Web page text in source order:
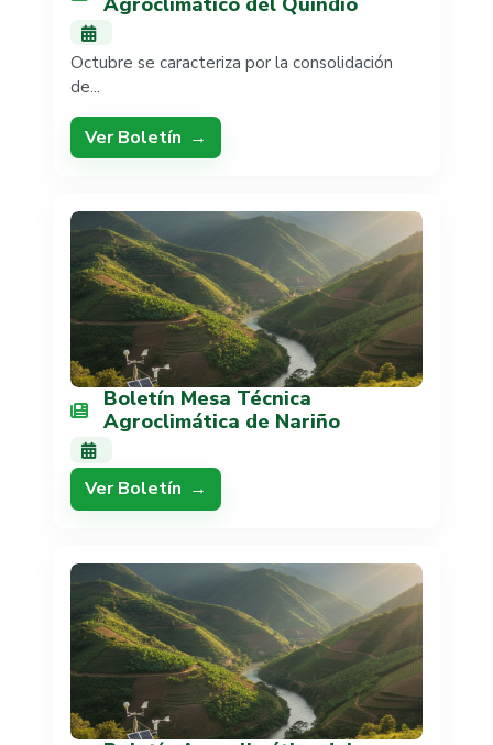
Octubre se caracteriza por la consolidación
de...
Ver Boletín
Boletín Mesa Técnica
Agroclimática de Nariño
Ver Boletín